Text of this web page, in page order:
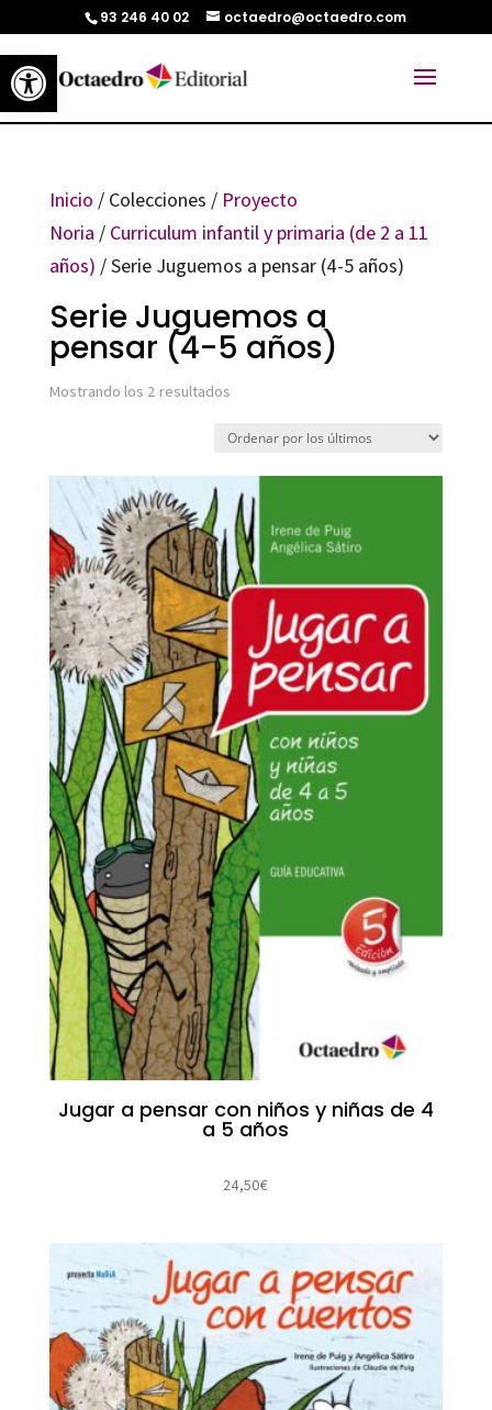
Abrir barra de herramientas
93 246 40 02 octaedro@octaedro.com
Inicio / Colecciones / Proyecto
Noria / Curriculum infantil y primaria (de 2 a 11
años) / Serie Juguemos a pensar (4-5 años)
Serie Juguemos a
pensar (4-5 años)
Mostrando los 2 resultadosOrdenado
últimos
Jugar a pensar con niños y niñas de 4
a 5 años
24,50€